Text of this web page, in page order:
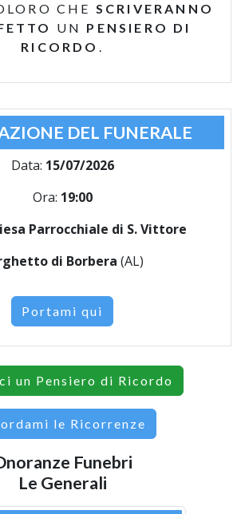
CHE SCRIVERANNO
UN PENSIERO DI
RICORDO .
DEL FUNERALE
Data: 15/07/2026
Ora: 19:00
Parrocchiale di S. Vittore
di Borbera (AL)
Portami qui
un Pensiero di Ricordo
le Ricorrenze
Funebri
Le Generali